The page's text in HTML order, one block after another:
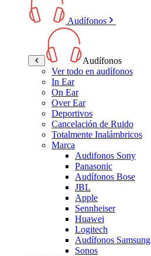
Audífonos
Audífonos
Ver todo en audífonos
In Ear
On Ear
Over Ear
Deportivos
Cancelación de Ruido
Totalmente Inalámbricos
Marca
Audifonos Sony
Panasonic
Audífonos Bose
JBL
Apple
Sennheiser
Huawei
Logitech
Audífonos Samsung
Sonos